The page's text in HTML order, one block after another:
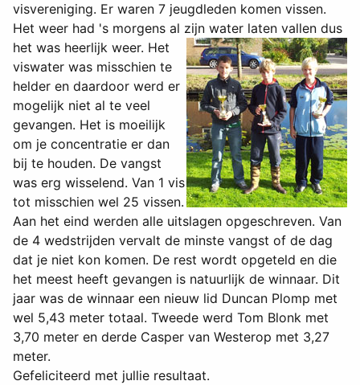
visvereniging. Er waren 7 jeugdleden komen vissen.
Het weer had 's morgens al zijn water laten vallen dus
het was heerlijk weer. Het
viswater was misschien te
helder en daardoor werd er
mogelijk niet al te veel
gevangen. Het is moeilijk
om je concentratie er dan
bij te houden. De vangst
was erg wisselend. Van 1 vis
tot misschien wel 25 vissen.
Aan het eind werden alle uitslagen opgeschreven. Van
de 4 wedstrijden vervalt de minste vangst of de dag
dat je niet kon komen. De rest wordt opgeteld en die
het meest heeft gevangen is natuurlijk de winnaar. Dit
jaar was de winnaar een nieuw lid Duncan Plomp met
wel 5,43 meter totaal. Tweede werd Tom Blonk met
3,70 meter en derde Casper van Westerop met 3,27
meter.
Gefeliciteerd met jullie resultaat.